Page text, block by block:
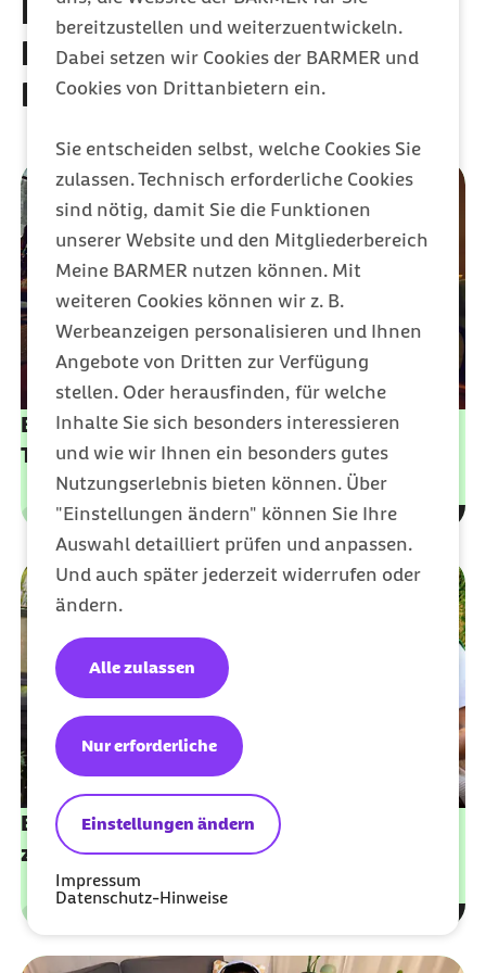
bereitzustellen und weiterzuentwickeln.
Dabei setzen wir Cookies der BARMER und
Cookies von Drittanbietern ein.
Sie entscheiden selbst, welche Cookies Sie
zulassen. Technisch erforderliche Cookies
sind nötig, damit Sie die Funktionen
unserer Website und den Mitgliederbereich
Meine BARMER nutzen können. Mit
weiteren Cookies können wir z. B.
Werbeanzeigen personalisieren und Ihnen
Angebote von Dritten zur Verfügung
stellen. Oder herausfinden, für welche
Inhalte Sie sich besonders interessieren
und wie wir Ihnen ein besonders gutes
Nutzungserlebnis bieten können. Über
"Einstellungen ändern" können Sie Ihre
Auswahl detailliert prüfen und anpassen.
Und auch später jederzeit widerrufen oder
ändern.
Einstellungen ändern
Nur erforderliche
Alle zulassen
Impressum
Datenschutz-Hinweise
Entdecken Sie weitere
Leistungen der Barmer
Krankenversicherung
Barmer Bonus: Jedes Jahr bis zu 200 Euro
Top-Geldprämie sichern
Leistungen
Barmer Geld-zurück-Tarife: bis zu 1.350 €
zurückbekommen